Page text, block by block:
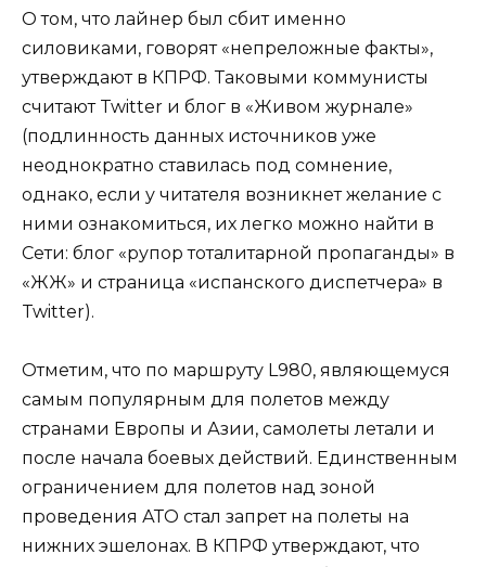
О том, что лайнер был сбит именно
силовиками, говорят «непреложные факты»,
утверждают в КПРФ. Таковыми коммунисты
считают Twitter и блог в «Живом журнале»
(подлинность данных источников уже
неоднократно ставилась под сомнение,
однако, если у читателя возникнет желание с
ними ознакомиться, их легко можно найти в
Сети: блог «рупор тоталитарной пропаганды» в
«ЖЖ» и страница «испанского диспетчера» в
Twitter).
Отметим, что по маршруту L980, являющемуся
самым популярным для полетов между
странами Европы и Азии, самолеты летали и
после начала боевых действий. Единственным
ограничением для полетов над зоной
проведения АТО стал запрет на полеты на
нижних эшелонах. В КПРФ утверждают, что